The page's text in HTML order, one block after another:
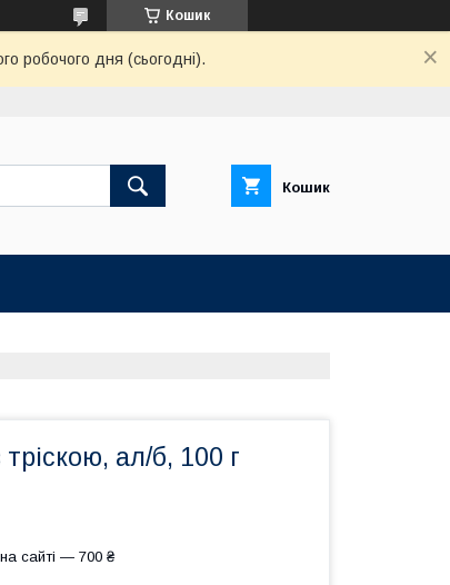
Кошик
робочого дня (сьогодні).
Кошик
ал/б, 100 г
сайті — 700 ₴